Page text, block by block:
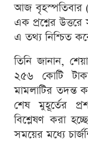
আজ বৃহস্পতিবার
এক প্রশ্নের
এ তথ্য নিশ্চিত
তিনি জানান,
২৫৬ কোটি
মামলাটির তদন্ত
শেষ মুহূর্তের
বিশ্লেষণ করা
সময়ের মধ্যে